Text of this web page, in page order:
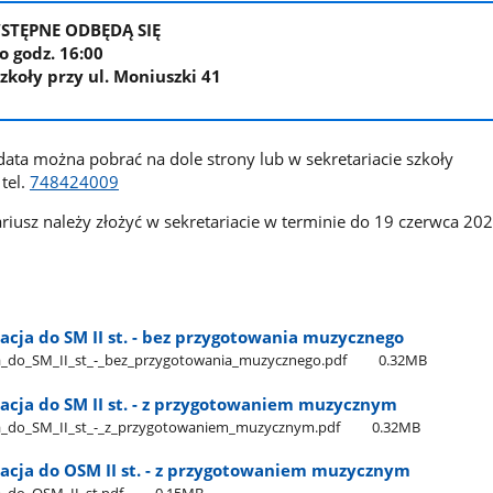
ODBĘDĄ SIĘ
godz. 16:00
przy ul. Moniuszki 41
można pobrać na dole strony lub w sekretariacie szkoły
748424009
należy złożyć w sekretariacie w terminie do 19 czerwca
do SM II st. - bez przygotowania muzycznego
​_bez​_przygotowania​_muzycznego.pdf 0.32MB
do SM II st. - z przygotowaniem muzycznym
​_z​_przygotowaniem​_muzycznym.pdf 0.32MB
do OSM II st. - z przygotowaniem muzycznym